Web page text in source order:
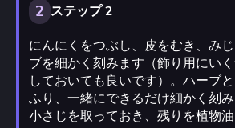
2 ステップ 2
にんにくをつぶし、皮をむき、み
ブを細かく刻みます（飾り用にい
しておいても良いです）。ハーブ
ふり、一緒にできるだけ細かく刻
小さじを取っておき、残りを植物油